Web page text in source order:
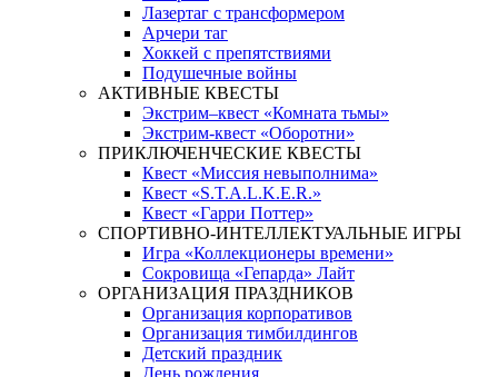
Лазертаг с трансформером
Арчери таг
Хоккей с препятствиями
Подушечные войны
АКТИВНЫЕ КВЕСТЫ
Экстрим–квест «Комната тьмы»
Экстрим-квест «Оборотни»
ПРИКЛЮЧЕНЧЕСКИЕ КВЕСТЫ
Квест «Миссия невыполнима»
Квест «S.T.A.L.K.E.R.»
Квест «Гарри Поттер»
СПОРТИВНО-ИНТЕЛЛЕКТУАЛЬНЫЕ ИГРЫ
Игра «Коллекционеры времени»
Сокровища «Гепарда» Лайт
ОРГАНИЗАЦИЯ ПРАЗДНИКОВ
Организация корпоративов
Организация тимбилдингов
Детский праздник
День рождения